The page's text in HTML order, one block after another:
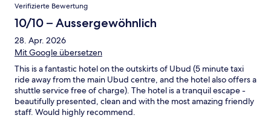
Verifizierte Bewertung
10/10 – Aussergewöhnlich
28. Apr. 2026
Mit Google übersetzen
This is a fantastic hotel on the outskirts of Ubud (5 minute taxi
ride away from the main Ubud centre, and the hotel also offers a
shuttle service free of charge). The hotel is a tranquil escape -
beautifully presented, clean and with the most amazing friendly
staff. Would highly recommend.